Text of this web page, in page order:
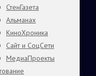
СтенГазета
Альманах
КиноХроника
Сайт и СоцСети
МедиаПроекты